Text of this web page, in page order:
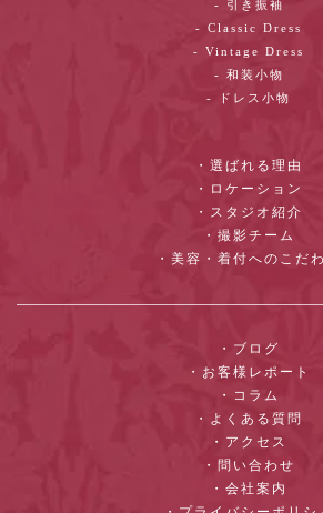
- 引き振袖
- Classic Dress
- Vintage Dress
- 和装小物
- ドレス小物
・選ばれる理由
・ロケーション
・スタジオ紹介
・撮影チーム
・美容・着付へのこだ
・ブログ
・お客様レポート
・コラム
・よくある質問
・アクセス
・問い合わせ
・会社案内